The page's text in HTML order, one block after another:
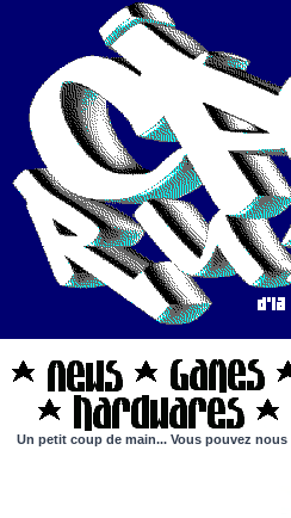
Un petit coup de main... Vous pouvez